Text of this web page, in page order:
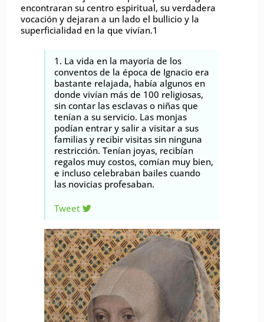
encontraran su centro espiritual, su verdadera
vocación y dejaran a un lado el bullicio y la
superficialidad en la que vivían.1
1. La vida en la mayoría de los
conventos de la época de Ignacio era
bastante relajada, había algunos en
donde vivían más de 100 religiosas,
sin contar las esclavas o niñas que
tenían a su servicio. Las monjas
podían entrar y salir a visitar a sus
familias y recibir visitas sin ninguna
restricción. Tenían joyas, recibían
regalos muy costos, comían muy bien,
e incluso celebraban bailes cuando
las novicias profesaban.
Tweet